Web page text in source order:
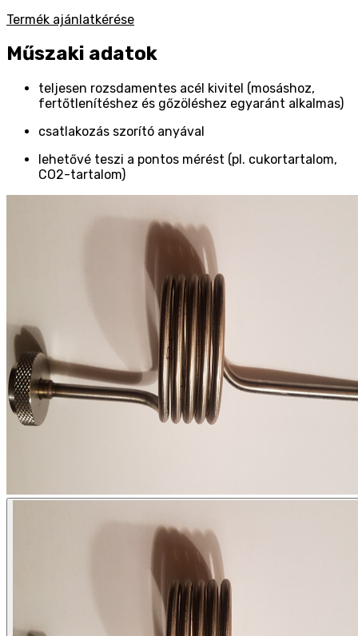
Termék ajánlatkérése
Műszaki adatok
teljesen rozsdamentes acél kivitel (mosáshoz,
fertőtlenítéshez és gőzöléshez egyaránt alkalmas)
csatlakozás szorító anyával
lehetővé teszi a pontos mérést (pl. cukortartalom,
CO2-tartalom)